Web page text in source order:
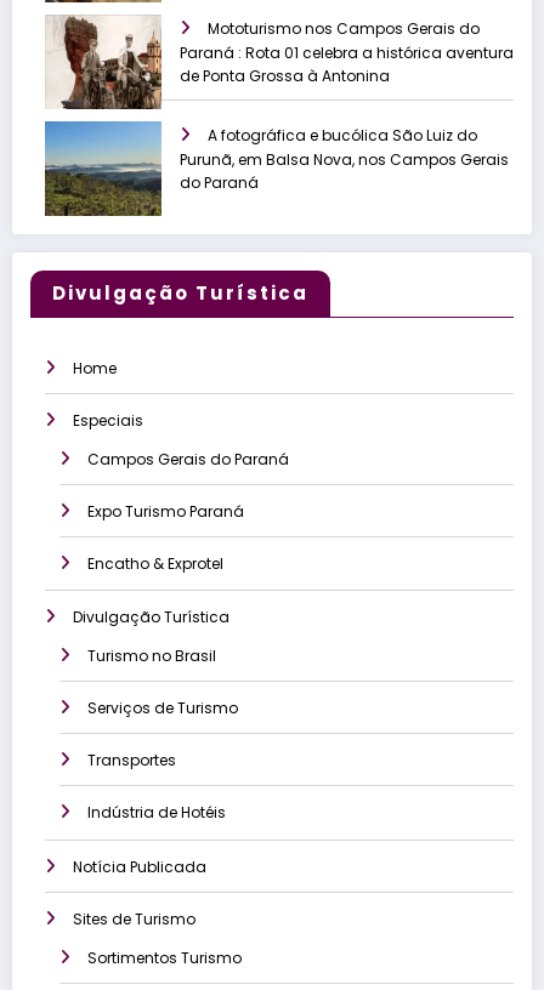
Mototurismo nos Campos Gerais do
Paraná : Rota 01 celebra a histórica aventura
de Ponta Grossa à Antonina
A fotográfica e bucólica São Luiz do
Purunã, em Balsa Nova, nos Campos Gerais
do Paraná
Divulgação Turística
Home
Especiais
Campos Gerais do Paraná
Expo Turismo Paraná
Encatho & Exprotel
Divulgação Turística
Turismo no Brasil
Serviços de Turismo
Transportes
Indústria de Hotéis
Notícia Publicada
Sites de Turismo
Sortimentos Turismo